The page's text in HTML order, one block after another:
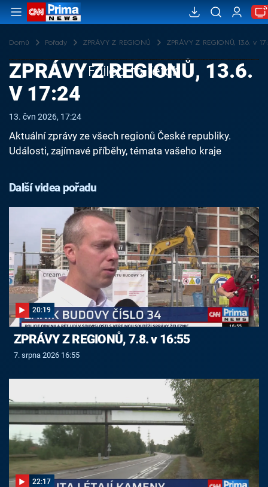
Domů Pořady ZPRÁVY Z REGIONŮ ZPRÁVY Z REGIONŮ, 13.6. v
Failed to fetch
ZPRÁVY Z REGIONŮ, 13.6.
V 17:24
13. čvn 2026, 17:24
Aktuální zprávy ze všech regionů České republiky.
Události, zajímavé příběhy, témata vašeho kraje
Další videa pořadu
20:19
ZPRÁVY Z REGIONŮ, 7.8. v 16:55
7. srpna 2026 16:55
22:17